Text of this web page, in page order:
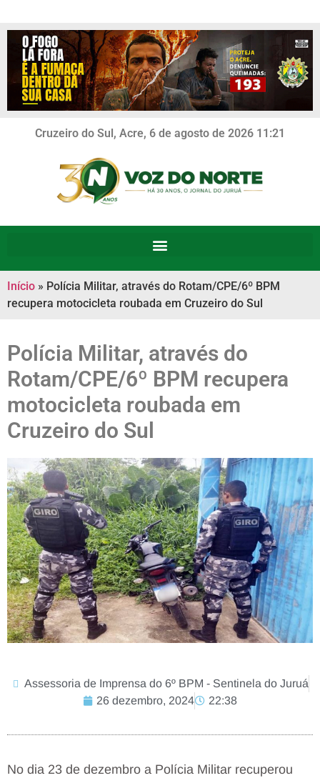
Cruzeiro do Sul, Acre, 6 de agosto de 2026 11:21
Início » Polícia Militar, através do Rotam/CPE/6º BPM
recupera motocicleta roubada em Cruzeiro do Sul
Polícia Militar, através do
Rotam/CPE/6º BPM recupera
motocicleta roubada em
Cruzeiro do Sul
Assessoria de Imprensa do 6º BPM - Sentinela do Juruá
26 dezembro, 2024
22:38
No dia 23 de dezembro a Polícia Militar recuperou